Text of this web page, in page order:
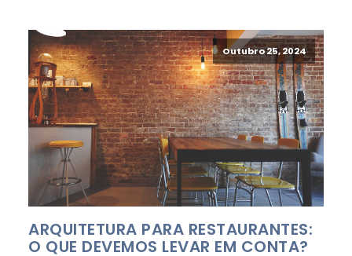
Outubro 25, 2024
ARQUITETURA PARA RESTAURANTES:
O QUE DEVEMOS LEVAR EM CONTA?